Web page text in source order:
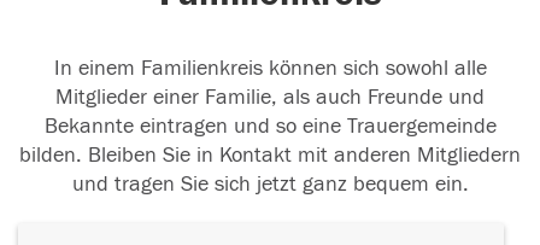
In einem Familienkreis können sich sowohl alle
Mitglieder einer Familie, als auch Freunde und
Bekannte eintragen und so eine Trauergemeinde
bilden. Bleiben Sie in Kontakt mit anderen Mitgliedern
und tragen Sie sich jetzt ganz bequem ein.